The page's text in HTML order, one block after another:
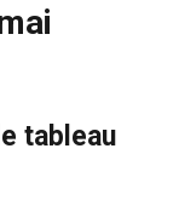
tableau